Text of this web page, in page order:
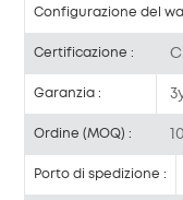
Configurazione del
Certificazione :
Garanzia :
Ordine (MOQ) :
Porto di spedizione :